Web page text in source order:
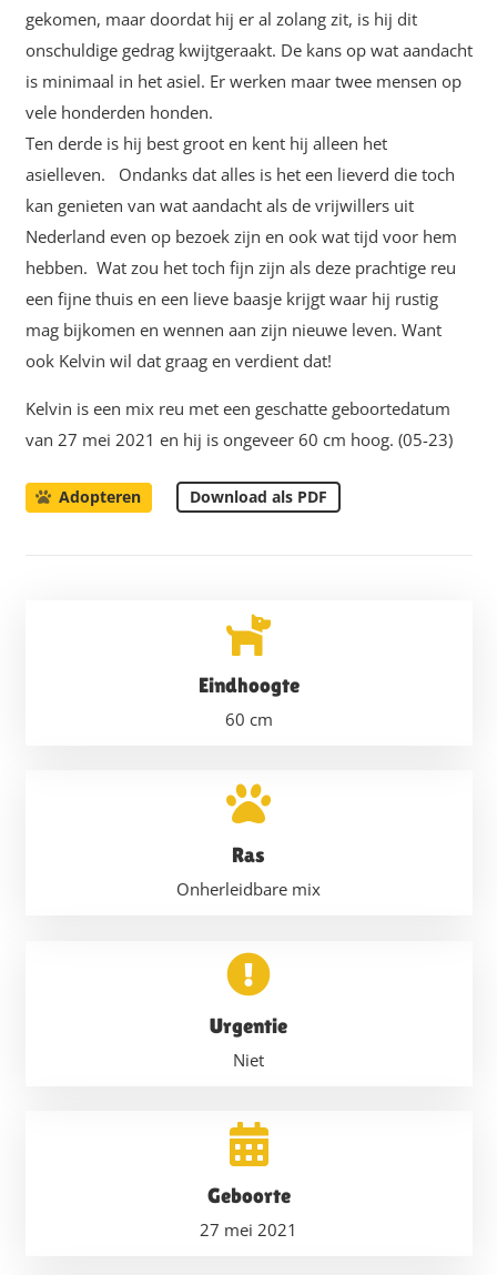
gekomen, maar doordat hij er al zolang zit, is hij dit
onschuldige gedrag kwijtgeraakt. De kans op wat aandacht
is minimaal in het asiel. Er werken maar twee mensen op
vele honderden honden.
Ten derde is hij best groot en kent hij alleen het
asielleven. Ondanks dat alles is het een lieverd die toch
kan genieten van wat aandacht als de vrijwillers uit
Nederland even op bezoek zijn en ook wat tijd voor hem
hebben. Wat zou het toch fijn zijn als deze prachtige reu
een fijne thuis en een lieve baasje krijgt waar hij rustig
mag bijkomen en wennen aan zijn nieuwe leven. Want
ook Kelvin wil dat graag en verdient dat!
Kelvin is een mix reu met een geschatte geboortedatum
van 27 mei 2021 en hij is ongeveer 60 cm hoog. (05-23)
Adopteren Download als PDF
Eindhoogte
60 cm
Ras
Onherleidbare mix
Urgentie
Niet
Geboorte
27 mei 2021